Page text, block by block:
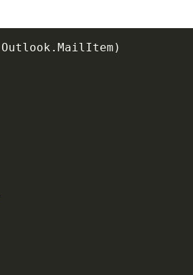
Outlook . MailItem )